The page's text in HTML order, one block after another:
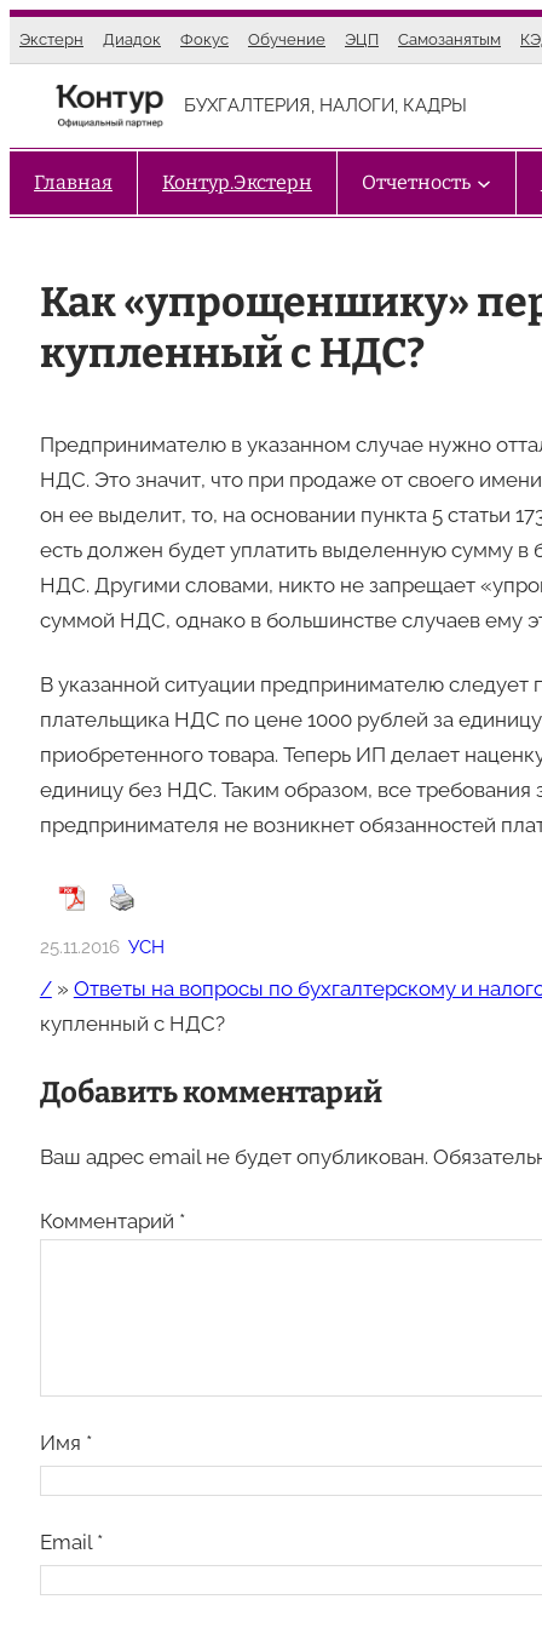
к
содержимому
Экстерн Диадок Фокус Обучение ЭЦП Самозанятым
БУХГАЛТЕРИЯ, НАЛОГИ, КАДРЫ
Главная Контур.Экстерн Отчетность
Как «упрощеншику»
купленный с НДС?
Предпринимателю в указанном случае нужно
НДС. Это значит, что при продаже от своего
он ее выделит, то, на основании пункта 5 статьи
есть должен будет уплатить выделенную сумму
НДС. Другими словами, никто не запрещает
суммой НДС, однако в большинстве случаев ему
В указанной ситуации предпринимателю следует
плательщика НДС по цене 1000 рублей за
приобретенного товара. Теперь ИП делает
единицу без НДС. Таким образом, все требования
предпринимателя не возникнет обязанностей
25.11.2016 УСН
/» Ответы на вопросы по бухгалтерскому и
купленный с НДС?
Добавить комментарий
Ваш адрес email не будет опубликован.
Комментарий *
Имя *
Email *